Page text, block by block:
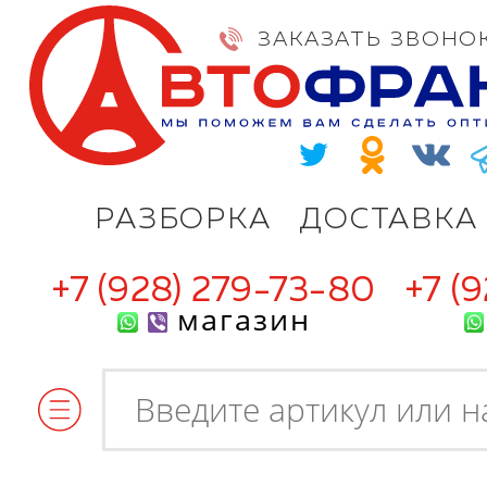
РАЗБОРКА ДОСТАВКА
ЗАКАЗАТЬ
+7 (928) 279-73-80
магазин
+7